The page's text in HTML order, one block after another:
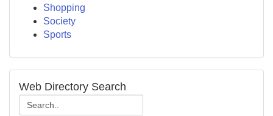
Shopping
Society
Sports
Web Directory Search